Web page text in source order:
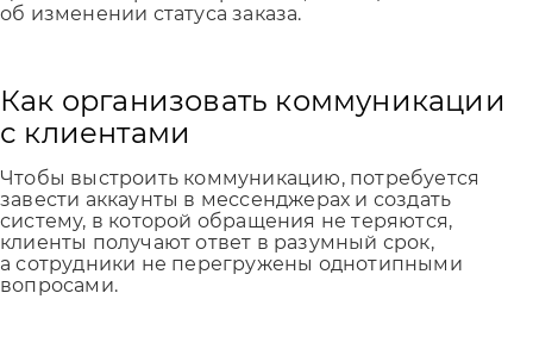
об изменении статуса заказа.
Как организовать коммуникации
с клиентами
Чтобы выстроить коммуникацию, потребуется
завести аккаунты в мессенджерах и создать
систему, в которой обращения не теряются,
клиенты получают ответ в разумный срок,
а сотрудники не перегружены однотипными
вопросами.